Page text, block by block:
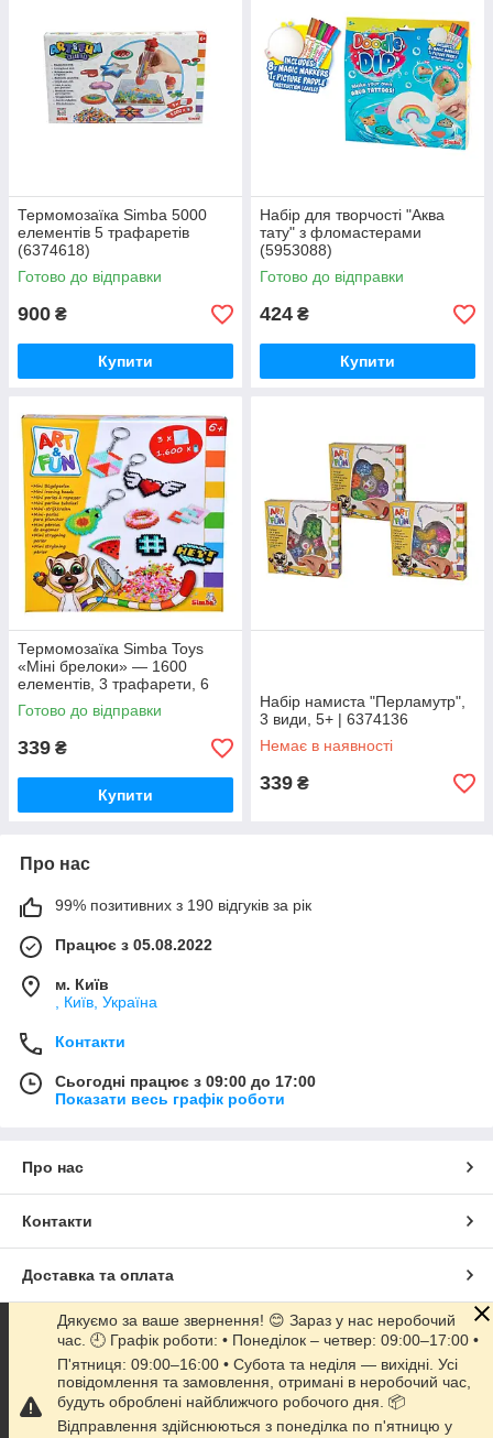
Термомозаїка Simba 5000
елементів 5 трафаретів
(6374618)
Готово до відправки
900 ₴
Купити
Набiр для творчостi "Аква
татy" з фломастерами
(5953088)
Готово до відправки
424 ₴
Купити
Термомозаїка Simba Toys
«Міні брелоки» — 1600
елементів, 3 трафарети, 6
основ для брелоків, 6+
(6374631)
Готово до відправки
339 ₴
Купити
Набір намиста "Перламутр",
3 види, 5+ | 6374136
Немає в наявності
339 ₴
Про нас
99% позитивних з 190 відгуків за рік
Працює з 05.08.2022
м. Київ
, Київ, Україна
Контакти
Сьогодні працює з 09:00 до 17:00
Показати весь графік роботи
Про нас
Контакти
Доставка та оплата
Графік роботи
Повна версія сайту
Дякуємо за ваше звернення! 😊 Зараз у нас неробочий
час. 🕘 Графік роботи: • Понеділок – четвер: 09:00–17:00 •
П'ятниця: 09:00–16:00 • Субота та неділя — вихідні. Усі
повідомлення та замовлення, отримані в неробочий час,
будуть оброблені найближчого робочого дня. 📦
Відправлення здійснюються з понеділка по п'ятницю у